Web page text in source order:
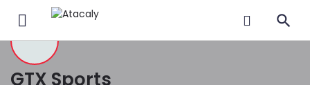
GTX Sports